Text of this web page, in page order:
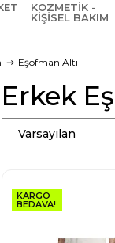
KOZMETIK -
KIŞISEL BAKIM
Eşofman Altı
Erkek
Varsayılan
KARGO
BEDAVA!